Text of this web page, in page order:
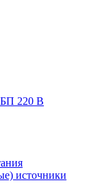
220 В
источники